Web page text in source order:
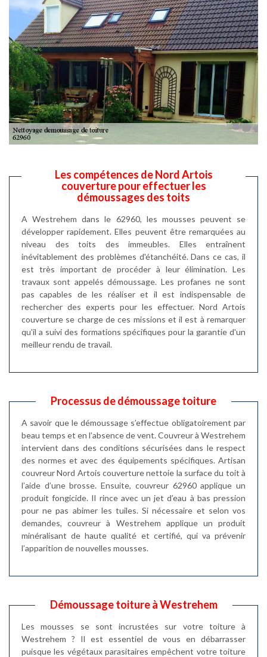
Les compétences de Nord Artois
couverture pour effectuer les
démoussages des toits
A Westrehem dans le 62960, les mousses peuvent se
développer rapidement. Elles peuvent être remarquées au
niveau des toits des immeubles. Elles entraînent
inévitablement des problèmes d'étanchéité. Dans ce cas, il
est très important de procéder à leur élimination. Les
travaux sont appelés démoussage. Les profanes ne sont
pas capables de les réaliser et il est indispensable de
rechercher des experts pour les effectuer. Nord Artois
couverture se charge de ces missions et il est à remarquer
qu'il a suivi des formations spécifiques pour la garantie d'un
meilleur rendu de travail.
Processus de démoussage toiture
A savoir que le démoussage s’effectue obligatoirement par
beau temps et en l’absence de vent. Couvreur à Westrehem
intervient dans des conditions sécurisées dans le respect
des normes et avec des équipements spécifiques. Artisan
couvreur Nord Artois couverture nettoie la surface du toit à
l’aide d’une brosse. Ensuite, couvreur 62960 applique un
produit fongicide. Il rince avec un jet d’eau à bas pression
pour ne pas abimer les tuiles. Si nécessaire et selon vos
demandes, couvreur à Westrehem applique un produit
minéralisant de haute qualité et certifié, qui va prévenir
l’apparition de nouvelles mousses.
Démoussage toiture à Westrehem
Les mousses se sont incrustées sur votre toiture à
Westrehem ? Il est essentiel de vous en débarrasser
puisque les végétaux parasitaires empêchent votre toiture